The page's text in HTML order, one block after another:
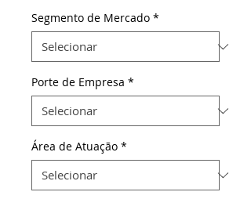
Segmento de Mercado *
Porte de Empresa *
Área de Atuação *